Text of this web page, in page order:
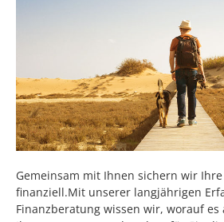
Gemeinsam mit Ihnen sichern wir
finanziell.Mit unserer langjährigen
Finanzberatung wissen wir, worauf